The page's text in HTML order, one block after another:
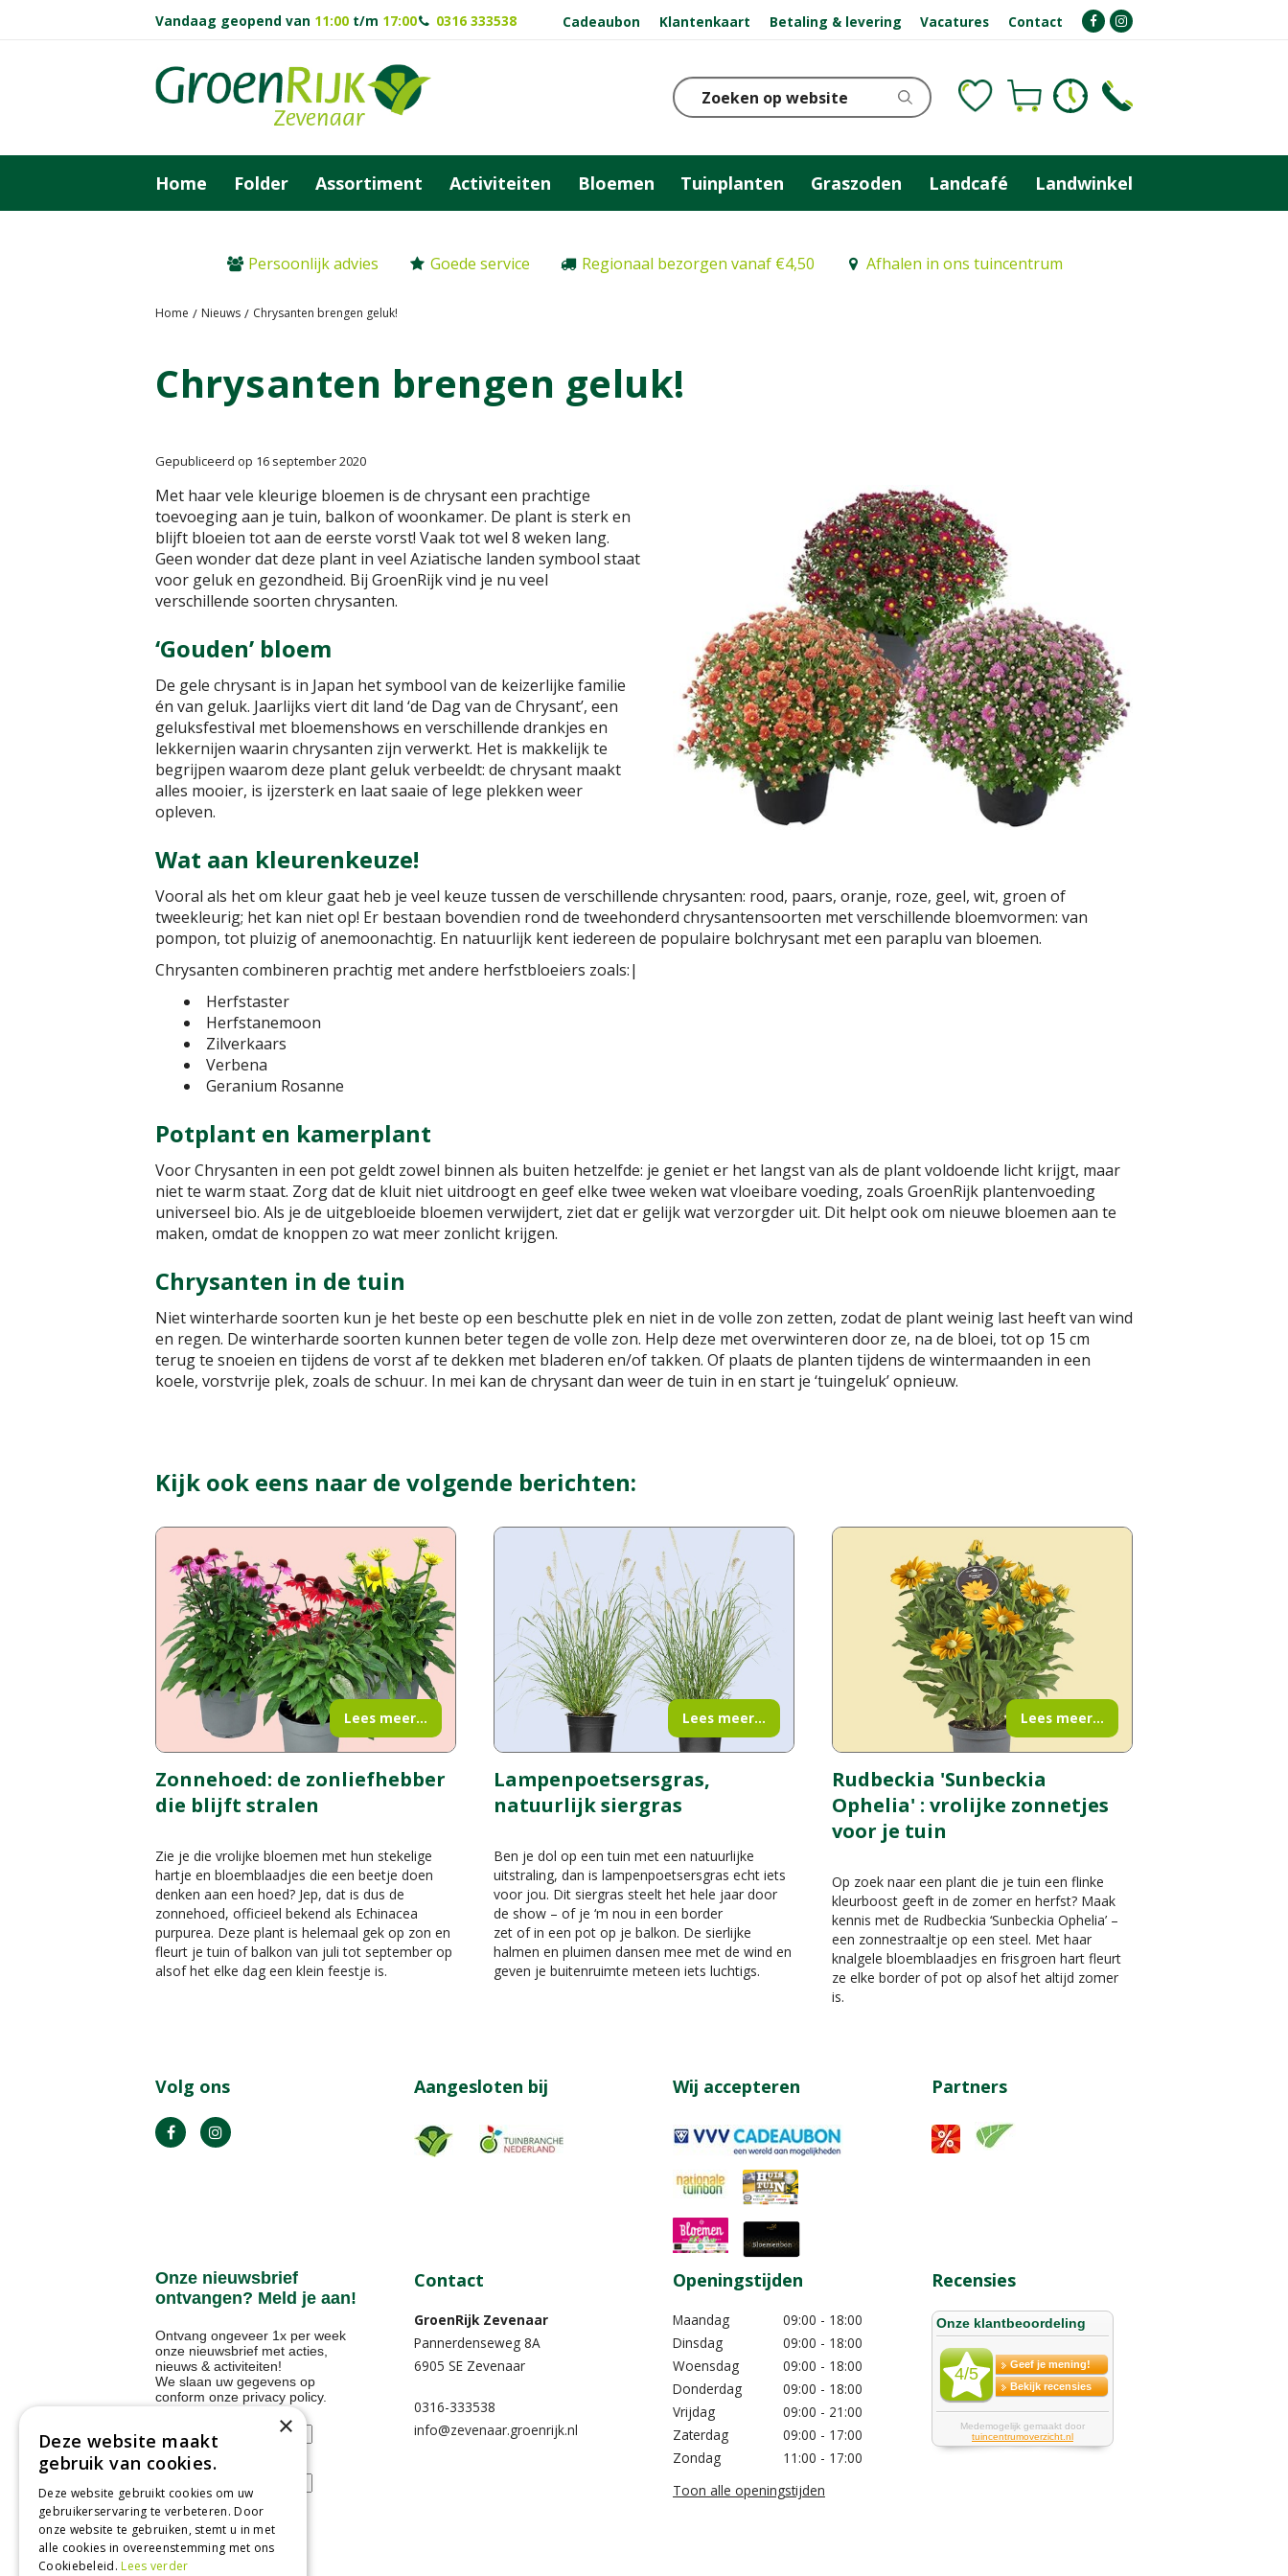
Persoonlijk advies Goede service Regionaal bezorgen vanaf €4,50 Afhalen in ons tuincentrum
Home Nieuws Chrysanten brengen geluk!
Vandaag geopend van 11:00 t/m 17:00 0316 333538 Cadeaubon Klantenkaart Betaling & levering Vacatures Contact
Home Folder Assortiment Activiteiten Bloemen Tuinplanten Graszoden Landcafé Landwinkel
Chrysanten brengen geluk!
Gepubliceerd op 16 september 2020
Met haar vele kleurige bloemen is de chrysant een prachtige
toevoeging aan je tuin, balkon of woonkamer. De plant is sterk en
blijft bloeien tot aan de eerste vorst! Vaak tot wel 8 weken lang.
Geen wonder dat deze plant in veel Aziatische landen symbool staat
voor geluk en gezondheid. Bij GroenRijk vind je nu veel
verschillende soorten chrysanten.
‘Gouden’ bloem
De gele chrysant is in Japan het symbool van de keizerlijke familie
én van geluk. Jaarlijks viert dit land ‘de Dag van de Chrysant’, een
geluksfestival met bloemenshows en verschillende drankjes en
lekkernijen waarin chrysanten zijn verwerkt. Het is makkelijk te
begrijpen waarom deze plant geluk verbeeldt: de chrysant maakt
alles mooier, is ijzersterk en laat saaie of lege plekken weer
opleven.
Wat aan kleurenkeuze!
Vooral als het om kleur gaat heb je veel keuze tussen de verschillende chrysanten: rood, paars, oranje, roze, geel, wit, groen of
tweekleurig; het kan niet op! Er bestaan bovendien rond de tweehonderd chrysantensoorten met verschillende bloemvormen: van
pompon, tot pluizig of anemoonachtig. En natuurlijk kent iedereen de populaire bolchrysant met een paraplu van bloemen.
Chrysanten combineren prachtig met andere herfstbloeiers zoals:|
Herfstaster
Herfstanemoon
Zilverkaars
Verbena
Geranium Rosanne
Potplant en kamerplant
Voor Chrysanten in een pot geldt zowel binnen als buiten hetzelfde: je geniet er het langst van als de plant voldoende licht krijgt, maar
niet te warm staat. Zorg dat de kluit niet uitdroogt en geef elke twee weken wat vloeibare voeding, zoals GroenRijk plantenvoeding
universeel bio. Als je de uitgebloeide bloemen verwijdert, ziet dat er gelijk wat verzorgder uit. Dit helpt ook om nieuwe bloemen aan te
maken, omdat de knoppen zo wat meer zonlicht krijgen.
Chrysanten in de tuin
Niet winterharde soorten kun je het beste op een beschutte plek en niet in de volle zon zetten, zodat de plant weinig last heeft van wind
en regen. De winterharde soorten kunnen beter tegen de volle zon. Help deze met overwinteren door ze, na de bloei, tot op 15 cm
terug te snoeien en tijdens de vorst af te dekken met bladeren en/of takken. Of plaats de planten tijdens de wintermaanden in een
koele, vorstvrije plek, zoals de schuur. In mei kan de chrysant dan weer de tuin in en start je ‘tuingeluk’ opnieuw.
Kijk ook eens naar de volgende berichten:
Zonnehoed: de zonliefhebber
die blijft stralen
Zie je die vrolijke bloemen met hun stekelige
hartje en bloemblaadjes die een beetje doen
denken aan een hoed? Jep, dat is dus de
zonnehoed, officieel bekend als Echinacea
purpurea. Deze plant is helemaal gek op zon en
fleurt je tuin of balkon van juli tot september op
alsof het elke dag een klein feestje is.
Lees meer...
Lampenpoetsersgras,
natuurlijk siergras
Ben je dol op een tuin met een natuurlijke
uitstraling, dan is lampenpoetsersgras echt iets
voor jou. Dit siergras steelt het hele jaar door
de show – of je ‘m nou in een border
zet of in een pot op je balkon. De sierlijke
halmen en pluimen dansen mee met de wind en
geven je buitenruimte meteen iets luchtigs.
Lees meer...
Rudbeckia 'Sunbeckia
Ophelia' : vrolijke zonnetjes
voor je tuin
Op zoek naar een plant die je tuin een flinke
kleurboost geeft in de zomer en herfst? Maak
kennis met de Rudbeckia ‘Sunbeckia Ophelia’ –
een zonnestraaltje op een steel. Met haar
knalgele bloemblaadjes en frisgroen hart fleurt
ze elke border of pot op alsof het altijd zomer
is.
Lees meer...
Volg ons Aangesloten bij Wij accepteren Partners
Onze nieuwsbrief
ontvangen? Meld je aan!
Ontvang ongeveer 1x per week
onze nieuwsbrief met acties,
nieuws & activiteiten!
We slaan uw gegevens op
conform onze privacy policy.
E-mailadres
Contact
GroenRijk Zevenaar​
Pannerdenseweg 8A
6905 SE Zevenaar
0316-333538
info@zevenaar.groenrijk.nl
Openingstijden
Maandag
09:00 - 18:00
Dinsdag
09:00 - 18:00
Woensdag
09:00 - 18:00
Donderdag
09:00 - 18:00
Vrijdag
09:00 - 21:00
Zaterdag
09:00 - 17:00
Zondag
11:00 - 17:00
Toon alle openingstijden
Recensies
Tuincentrum
×
Deze website maakt
gebruik van cookies.
Deze website gebruikt cookies om uw
gebruikerservaring te verbeteren. Door
onze website te gebruiken, stemt u in met
alle cookies in overeenstemming met ons
Cookiebeleid.Lees verder